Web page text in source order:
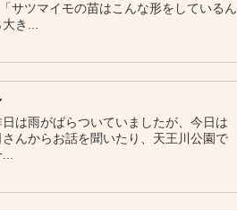
サツマイモの苗はこんな形をしているん
き...
は雨がぱらついていましたが、今日は
んからお話を聞いたり、天王川公園で